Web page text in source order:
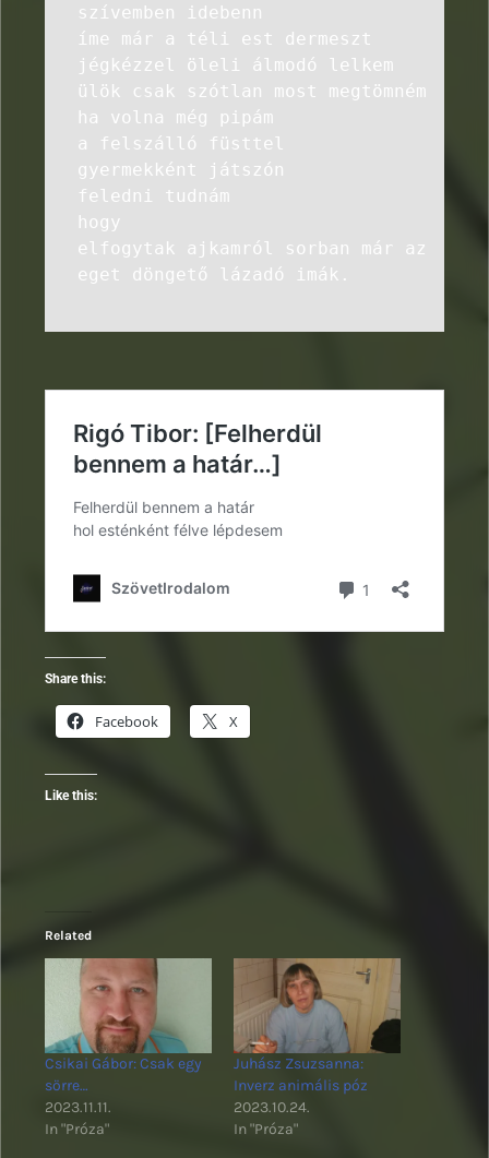
szívemben idebenn
íme már a téli est dermeszt
jégkézzel öleli álmodó lelkem
ülök csak szótlan most megtömném
ha volna még pipám
a felszálló füsttel
gyermekként játszón
feledni tudnám
hogy
elfogytak ajkamról sorban már az
eget döngető lázadó imák.
Share this:
Facebook X
Like this:
Related
Csikai Gábor: Csak egy
sörre…
2023.11.11.
In "Próza"
Juhász Zsuzsanna:
Inverz animális póz
2023.10.24.
In "Próza"